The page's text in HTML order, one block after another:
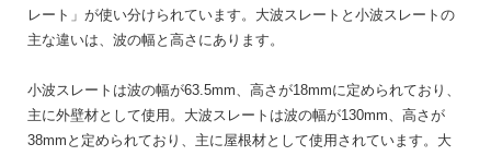
レート」が使い分けられています。大波スレートと小波スレートの
主な違いは、波の幅と高さにあります。
小波スレートは波の幅が63.5mm、高さが18mmに定められており、
主に外壁材として使用。大波スレートは波の幅が130mm、高さが
38mmと定められており、主に屋根材として使用されています。大